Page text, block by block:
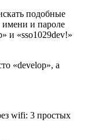
подобные
и пароле
и «sso1029dev!»
«develop», а
wifi: 3 простых